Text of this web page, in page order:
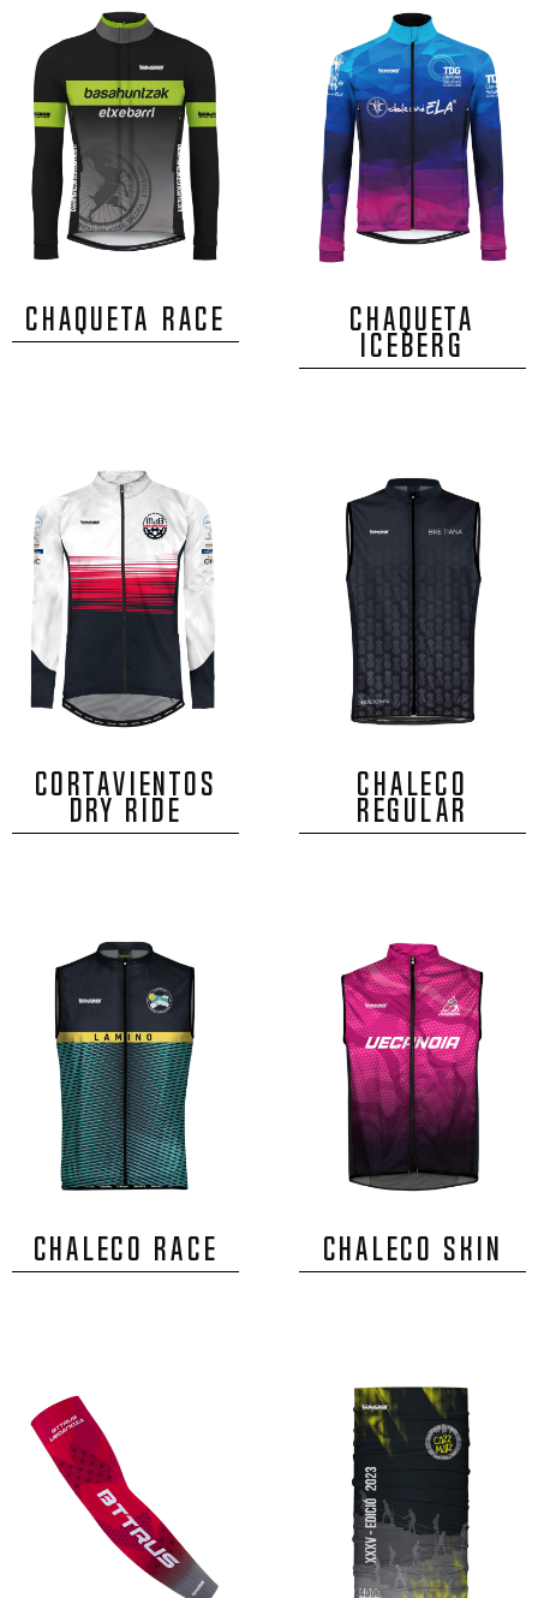
CHAQUETA RACE CHAQUETA
ICEBERG
CORTAVIENTOS
DRY RIDE
CHALECO
REGULAR
CHALECO RACE CHALECO SKIN